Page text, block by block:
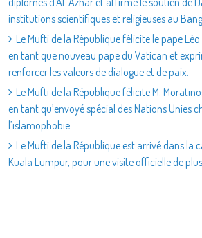
institutions scientifiques et religieuses au
Le Mufti de la République félicite le pape
en tant que nouveau pape du Vatican et
renforcer les valeurs de dialogue et de paix.
Le Mufti de la République félicite M.
en tant qu’envoyé spécial des Nations Unies
l’islamophobie.
Le Mufti de la République est arrivé dans la
Kuala Lumpur, pour une visite officielle de